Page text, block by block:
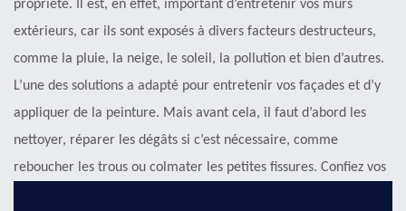
propriété. Il est, en effet, important d’entretenir vos murs
extérieurs, car ils sont exposés à divers facteurs destructeurs,
comme la pluie, la neige, le soleil, la pollution et bien d’autres.
L’une des solutions a adapté pour entretenir vos façades et d’y
appliquer de la peinture. Mais avant cela, il faut d’abord les
nettoyer, réparer les dégâts si c’est nécessaire, comme
reboucher les trous ou colmater les petites fissures. Confiez vos